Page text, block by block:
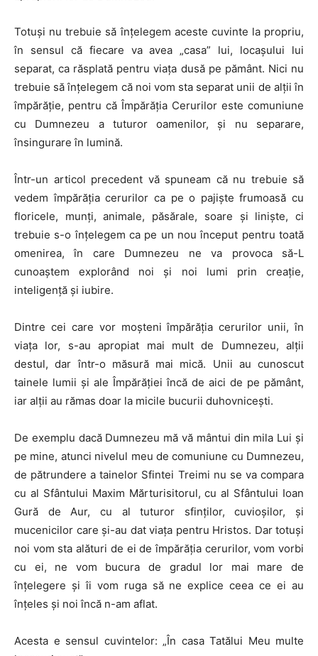
Totuși nu trebuie să înțelegem aceste cuvinte la propriu,
în sensul că fiecare va avea „casa” lui, locașului lui
separat, ca răsplată pentru viața dusă pe pământ. Nici nu
trebuie să înțelegem că noi vom sta separat unii de alții în
împărăție, pentru că Împărăția Cerurilor este comuniune
cu Dumnezeu a tuturor oamenilor, și nu separare,
însingurare în lumină.
Într-un articol precedent vă spuneam că nu trebuie să
vedem împărăția cerurilor ca pe o pajiște frumoasă cu
floricele, munți, animale, păsărale, soare și liniște, ci
trebuie s-o înțelegem ca pe un nou început pentru toată
omenirea, în care Dumnezeu ne va provoca să-L
cunoaștem explorând noi și noi lumi prin creație,
inteligență și iubire.
Dintre cei care vor moșteni împărăția cerurilor unii, în
viața lor, s-au apropiat mai mult de Dumnezeu, alții
destul, dar într-o măsură mai mică. Unii au cunoscut
tainele lumii și ale Împărăției încă de aici de pe pământ,
iar alții au rămas doar la micile bucurii duhovnicești.
De exemplu dacă Dumnezeu mă vă mântui din mila Lui și
pe mine, atunci nivelul meu de comuniune cu Dumnezeu,
de pătrundere a tainelor Sfintei Treimi nu se va compara
cu al Sfântului Maxim Mărturisitorul, cu al Sfântului Ioan
Gură de Aur, cu al tuturor sfinților, cuvioșilor, și
mucenicilor care și-au dat viața pentru Hristos. Dar totuși
noi vom sta alături de ei de împărăția cerurilor, vom vorbi
cu ei, ne vom bucura de gradul lor mai mare de
înțelegere și îi vom ruga să ne explice ceea ce ei au
înțeles și noi încă n-am aflat.
Acesta e sensul cuvintelor: „În casa Tatălui Meu multe